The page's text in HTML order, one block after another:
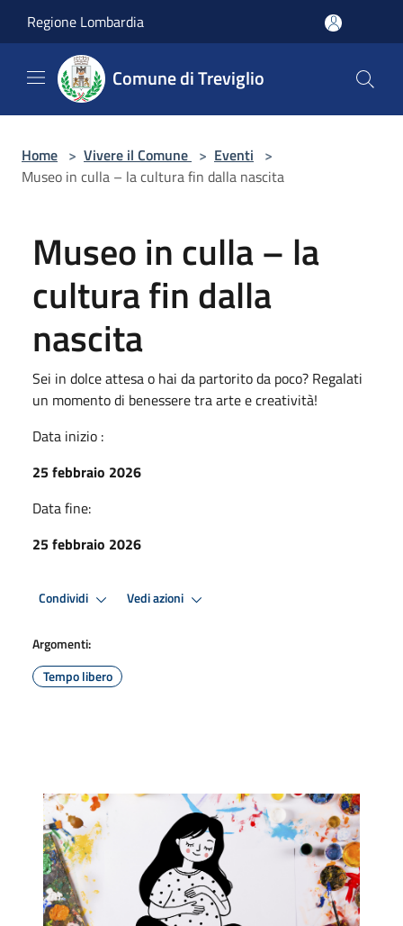
Regione Lombardia
Comune di Treviglio
Home > Vivere il Comune > Eventi >
Museo in culla – la cultura fin dalla nascita
Museo in culla – la
cultura fin dalla
nascita
Sei in dolce attesa o hai da partorito da poco? Regalati
un momento di benessere tra arte e creatività!
Data inizio :
25 febbraio 2026
Data fine:
25 febbraio 2026
Condividi Vedi azioni
Argomenti:
Tempo libero